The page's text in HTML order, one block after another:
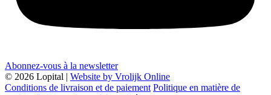
Abonnez-vous à la newsletter
© 2026 Lopital | Website by Vrolijk Online
Conditions de livraison et de paiement Politique en matière de